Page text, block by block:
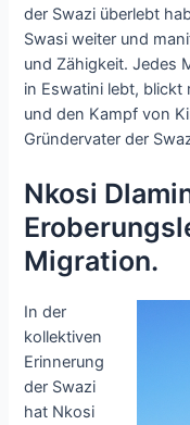
der Swazi überlebt
Swasi weiter und
und Zähigkeit. Jedes
in Eswatini lebt, blickt
und den Kampf von
Gründervater der
Nkosi
Migration.
In der
kollektiven
Erinnerung
der Swazi
hat Nkosi